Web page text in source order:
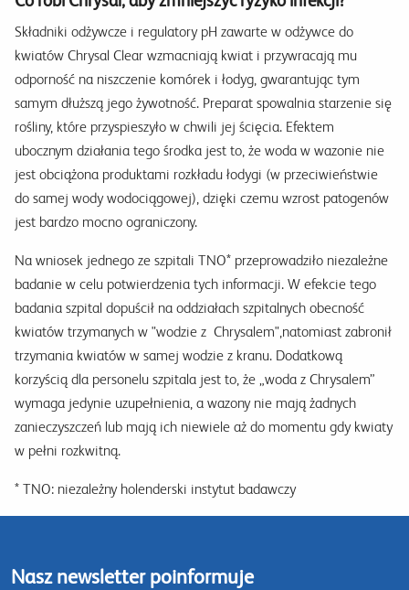
Składniki odżywcze i regulatory pH zawarte w odżywce do
kwiatów Chrysal Clear wzmacniają kwiat i przywracają mu
odporność na niszczenie komórek i łodyg, gwarantując tym
samym dłuższą jego żywotność. Preparat spowalnia starzenie się
rośliny, które przyspieszyło w chwili jej ścięcia. Efektem
ubocznym działania tego środka jest to, że woda w wazonie nie
jest obciążona produktami rozkładu łodygi (w przeciwieństwie
do samej wody wodociągowej), dzięki czemu wzrost patogenów
jest bardzo mocno ograniczony.
Na wniosek jednego ze szpitali TNO* przeprowadziło niezależne
badanie w celu potwierdzenia tych informacji. W efekcie tego
badania szpital dopuścił na oddziałach szpitalnych obecność
kwiatów trzymanych w "wodzie z Chrysalem",natomiast zabronił
trzymania kwiatów w samej wodzie z kranu. Dodatkową
korzyścią dla personelu szpitala jest to, że „woda z Chrysalem”
wymaga jedynie uzupełnienia, a wazony nie mają żadnych
zanieczyszczeń lub mają ich niewiele aż do momentu gdy kwiaty
w pełni rozkwitną.
* TNO: niezależny holenderski instytut badawczy
Nasz newsletter poinformuje